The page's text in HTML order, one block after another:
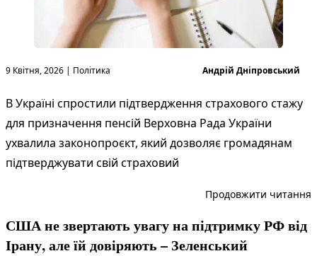
9 Квітня, 2026 | Політика
Опубліковано
Андрій Дніпровський
В Україні спростили підтвердження страхового стажу
для призначення пенсій Верховна Рада України
ухвалила законопроєкт, який дозволяє громадянам
підтверджувати свій страховий
Продовжити читання
США не звертають увагу на підтримку РФ від
Ірану, але їй довіряють – Зеленський